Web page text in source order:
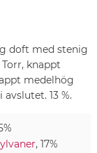
doft med stenig
knappt
medelhög
13 %.
, 17%